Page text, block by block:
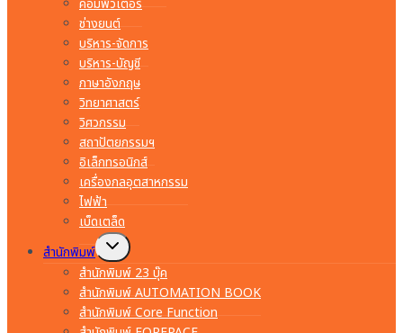
คอมพิวเตอร์
ช่างยนต์
บริหาร-จัดการ
บริหาร-บัญชี
ภาษาอังกฤษ
วิทยาศาสตร์
วิศวกรรม
สถาปัตยกรรมฯ
อิเล็กทรอนิกส์
เครื่องกลอุตสาหกรรม
ไฟฟ้า
เบ็ดเตล็ด
สำนักพิมพ์
Toggle
child
menu
สำนักพิมพ์ 23 บุ๊ค
สำนักพิมพ์ AUTOMATION BOOK
สำนักพิมพ์ Core Function